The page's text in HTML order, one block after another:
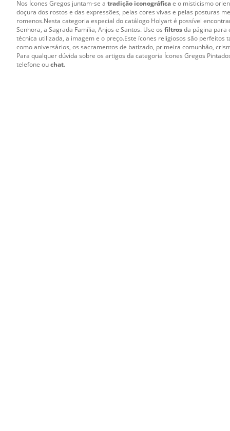
Nos Ícones Gregos juntam-se a tradição iconográficae o misticismo
doçura dos rostos e das expressões, pelas cores vivas e pelas posturas
romenos.Nesta categoria especial do catálogo Holyart é possível
Senhora, a Sagrada Família, Anjos e Santos. Use os filtrosda página para
técnica utilizada, a imagem e o preço.Este ícones religiosos são perfeitos
como aniversários, os sacramentos de batizado, primeira comunhão,
Para qualquer dúvida sobre os artigos da categoria Ícones Gregos
telefone ouchat.